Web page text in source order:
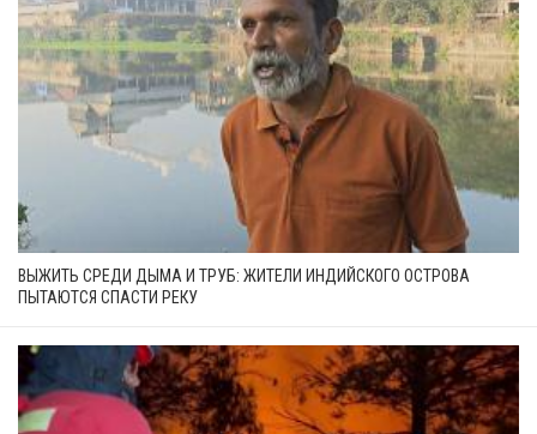
ВЫЖИТЬ СРЕДИ ДЫМА И ТРУБ: ЖИТЕЛИ ИНДИЙСКОГО ОСТРОВА
ПЫТАЮТСЯ СПАСТИ РЕКУ